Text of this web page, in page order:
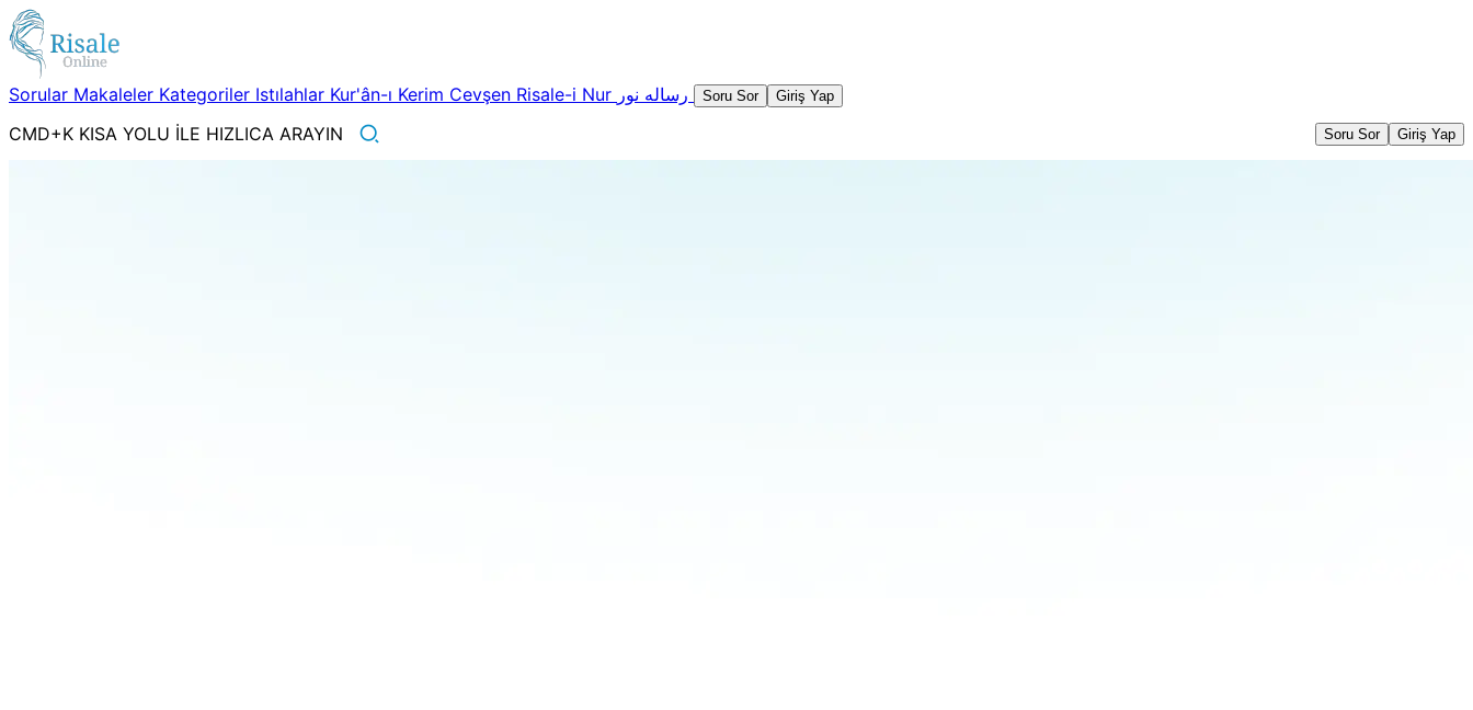
Sorular Makaleler Kategoriler Istılahlar Kur'ân-ı Kerim Cevşen Risale-i Nur Soru Sor Giriş Yap
CMD+K KISA YOLU İLE HIZLICA ARAYIN Soru Sor Giriş Yap